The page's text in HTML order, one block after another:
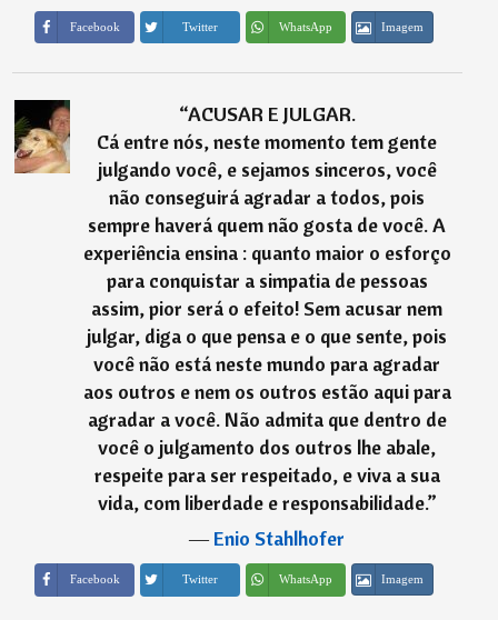
Facebook Twitter WhatsApp Imagem
“ACUSAR E JULGAR.
Cá entre nós, neste momento tem gente
julgando você, e sejamos sinceros, você
não conseguirá agradar a todos, pois
sempre haverá quem não gosta de você. A
experiência ensina : quanto maior o esforço
para conquistar a simpatia de pessoas
assim, pior será o efeito! Sem acusar nem
julgar, diga o que pensa e o que sente, pois
você não está neste mundo para agradar
aos outros e nem os outros estão aqui para
agradar a você. Não admita que dentro de
você o julgamento dos outros lhe abale,
respeite para ser respeitado, e viva a sua
vida, com liberdade e responsabilidade.”
―Enio Stahlhofer
Facebook Twitter WhatsApp Imagem